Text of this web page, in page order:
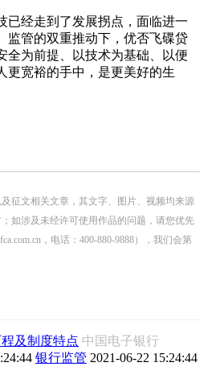
经走到了发展拐点，面临进一
监管的双重推动下，优否飞碟贷
全为前提、以技术为基础、以便
更宽裕的手中，是更美好的生
征文相关文章，其文字、图片、视频均来源
如涉及未经许可使用作品的问题，请您优先
，电话：400-880-9888），我们会第
及制度特点 中国电子银行
银行监管 2021-06-22 15:24:44